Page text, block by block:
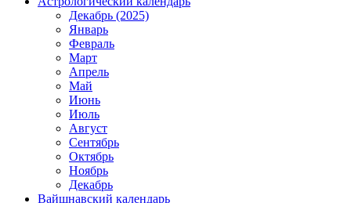
Декабрь (2025)
Январь
Февраль
Март
Апрель
Май
Июнь
Июль
Август
Сентябрь
Октябрь
Ноябрь
Декабрь
Вайшнавский календарь